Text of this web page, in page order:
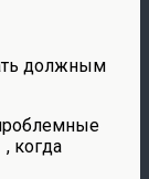
должным
когда